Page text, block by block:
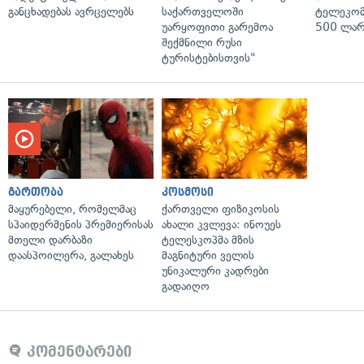
განცხადებას ავრცელებს
საქართველოში
უარყოფითი გარემოა
შექმნილი რუსი
ტურისტებისთვის"
500
გართობა
მაყურებელი, რომელმაც
სპაიდერმენის პრემიერისას
მთელი დარბაზი
დაასპოილერა, გალახეს
კოსმოსი
ქართველი ფიზიკოსის
ახალი კვლევა: ინოუეს
ტელესკოპმა მზის
მაგნიტური ველის
უნიკალური კადრები
გადაიღო
კომენტარები